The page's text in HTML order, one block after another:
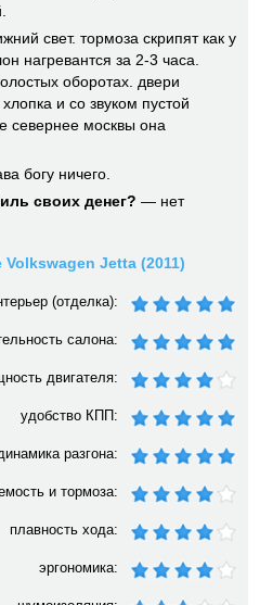
свет. тормоза скрипят как у
нагревантся за 2-3 часа.
оборотах. двери
и со звуком пустой
севернее москвы она
богу ничего.
своих денег? — нет
Jetta (2011)
(отделка):
салона:
двигателя:
удобство КПП:
разгона:
и тормоза:
плавность хода:
эргономика: